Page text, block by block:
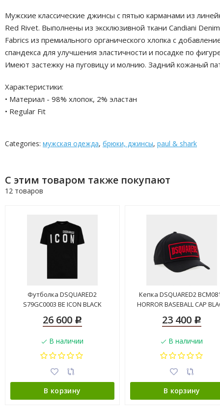
Мужские классические джинсы с пятью карманами из
Red Rivet. Выполнены из эксклюзивной ткани Candiani Denim
Fabrics из премиального органического хлопка с
спандекса для улучшения эластичности и посадке по
Имеют застежку на пуговицу и молнию. Задний кожаный
Характеристики:
• Материал - 98% хлопок, 2% эластан
• Regular Fit
Categories: мужская одежда, брюки, джинсы, paul & shark
С этим товаром также покупают
12 товаров
Футболка DSQUARED2
S79GC0003 BE ICON BLACK
26 600 Р
В наличии
В корзину
Кепка DSQUARED2
HORROR BASEBALL CAP
23 400 Р
В наличии
В корзину